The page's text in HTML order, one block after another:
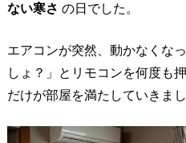
ない寒さ の日でした。
エアコンが突然、動かなくな
しょ？」とリモコンを何度も押
だけが部屋を満たしていきまし